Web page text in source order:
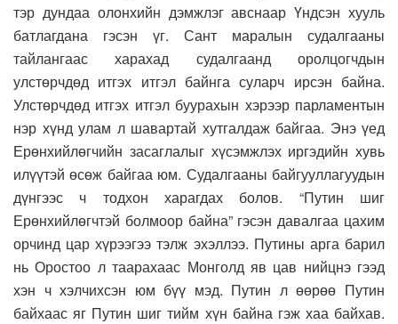
тэр дундаа олонхийн дэмжлэг авснаар Үндсэн хууль
батлагдана гэсэн үг. Сант маралын судалгааны
тайлангаас харахад судалгаанд оролцогчдын
улстөрчдөд итгэх итгэл байнга суларч ирсэн байна.
Улстөрчдөд итгэх итгэл буурахын хэрээр парламентын
нэр хүнд улам л шавартай хутгалдаж байгаа. Энэ үед
Ерөнхийлөгчийн засаглалыг хүсэмжлэх иргэдийн хувь
илүүтэй өсөж байгаа юм. Судалгааны байгууллагуудын
дүнгээс ч тодхон харагдах болов. “Путин шиг
Ерөнхийлөгчтэй болмоор байна” гэсэн давалгаа цахим
орчинд цар хүрээгээ тэлж эхэллээ. Путины арга барил
нь Оростоо л таарахаас Монголд яв цав нийцнэ гээд
хэн ч хэлчихсэн юм бүү мэд. Путин л өөрөө Путин
байхаас яг Путин шиг тийм хүн байна гэж хаа байхав.